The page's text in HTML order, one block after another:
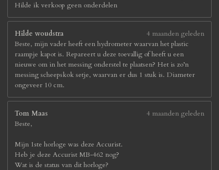
Hilde ik verkoop geen onderdelen
Hilde woudstra
4 maanden geleden
Beste, mijn vader heeft een hydrometer waarvan het plastic
raampje kapot is. Repareert u deze toevallig of heeft u een
nieuwe om in het messing onderstel te plaatsen? Het is zo’n
messing scheepskok setje, waarvan er dus 1 stuk is. Diameter
ongeveer 10 cm.
Tom Maas
4 maanden geleden
Beste,
Mijn 1ste horloge was deze Accurist.
Heb je deze Accurist MB-462 nog?
Wat is de status van dit horloge?